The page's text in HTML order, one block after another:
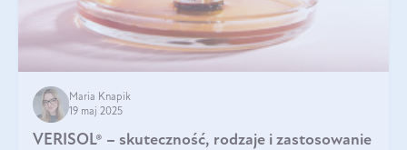
Maria Knapik
19 maj 2025
VERISOL® – skuteczność, rodzaje i zastosowanie